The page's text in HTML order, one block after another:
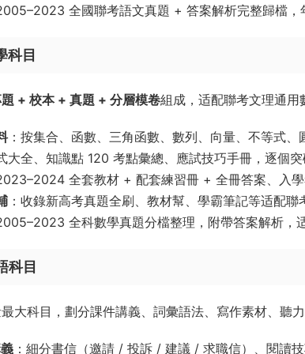
全國聯考語文真題 + 答案解析完整歸檔，
科目
+ 校本 + 真題 + 分層模卷組成，适配聯考文理通用
：按集合、函數、三角函數、數列、向量、不等式
大全、知識點 120 考點彙總、應試技巧手冊，逐個突
全套教材 + 配套練習冊 + 全冊答案、入
：收錄新高考真題全刷、教材幫、學霸筆記等适配聯
全科數學真題分檔整理，附帶答案解析，
科目
大科目，劃分課件講義、詞彙語法、寫作素材、聽
：細分書信（邀請 / 投訴 / 建議 / 求職信）、閱讀